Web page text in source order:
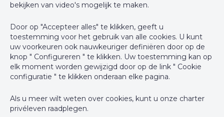
bekijken van video's mogelijk te maken.
Door op "Accepteer alles" te klikken, geeft u
toestemming voor het gebruik van alle cookies. U kunt
uw voorkeuren ook nauwkeuriger definiëren door op de
knop " Configureren " te klikken. Uw toestemming kan op
elk moment worden gewijzigd door op de link " Cookie
configuratie " te klikken onderaan elke pagina.
Als u meer wilt weten over cookies, kunt u onze charter
privéleven raadplegen.
BIV-erkende vastgoedmakelaar-bemiddelaar in België, BIV N°
509.881 - Ondernemingsnummer : BTW BE-0740.749.111
Toezichthoudende Autoriteit : Beroepinstituut van
Vastgoedmakelaars Luxemburgstraat, 16B - 1000 Brussel (+32 2
505 38 50 - info@biv.be) -
Deontologische code
BA en borgstelling via NV AXA Belgium, Troonplein 1, 1000